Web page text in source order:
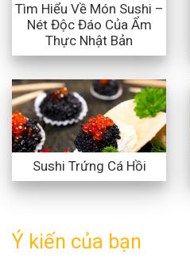
Tìm Hiểu Về Món Sushi –
Nét Độc Đáo Của Ẩm
Thực Nhật Bản
Sushi Trứng Cá Hồi
Ý kiến của bạn